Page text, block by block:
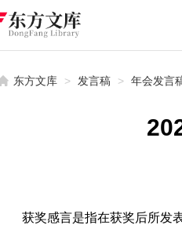
东方文库 > 发言稿 > 年会发言
获奖感言是指在获奖后所发